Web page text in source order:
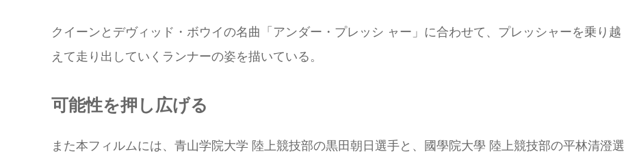
クイーンとデヴィッド・ボウイの名曲「アンダー・プレッシ ャー」に合わせて、プレッシャーを乗り越
えて走り出していくランナーの姿を描いている。
可能性を押し広げる
また本フィルムには、青山学院大学 陸上競技部の黒田朝日選手と、國學院大學 陸上競技部の平林清澄選